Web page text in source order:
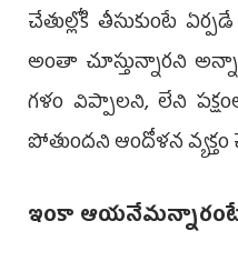
చేతుల్లోకి తీసుకుంటే
అంతా చూస్తున్నారని
గళం విప్పాలని, లేని
పోతుందని ఆందోళన వ్యక్తం
ఇంకా